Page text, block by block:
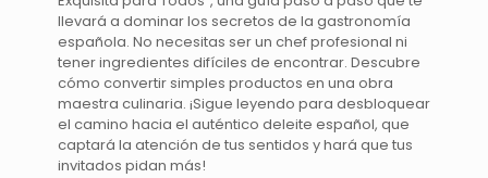
llevará a dominar los secretos de la gastronomía
española. No necesitas ser un chef profesional ni
tener ingredientes difíciles de encontrar. Descubre
cómo convertir simples productos en una obra
maestra culinaria. ¡Sigue leyendo para desbloquear
el camino hacia el auténtico deleite español, que
captará la atención de tus sentidos y hará que tus
invitados pidan más!